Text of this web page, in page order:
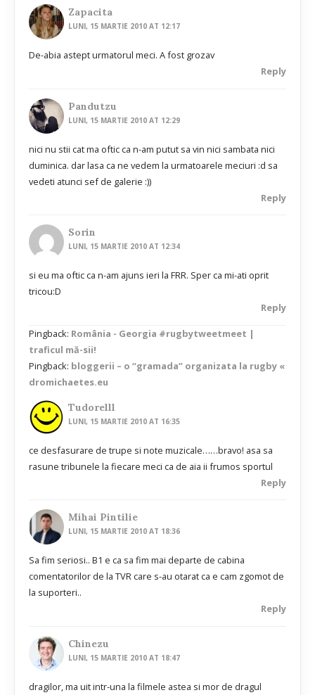
Zapacita
LUNI, 15 MARTIE 2010 AT 12:17
De-abia astept urmatorul meci. A fost grozav
Reply
Pandutzu
LUNI, 15 MARTIE 2010 AT 12:29
nici nu stii cat ma oftic ca n-am putut sa vin nici sambata nici
duminica. dar lasa ca ne vedem la urmatoarele meciuri :d sa
vedeti atunci sef de galerie :))
Reply
Sorin
LUNI, 15 MARTIE 2010 AT 12:34
si eu ma oftic ca n-am ajuns ieri la FRR. Sper ca mi-ati oprit
tricou:D
Reply
Pingback: România - Georgia #rugbytweetmeet |
traficul mă-sii!
Pingback: bloggerii – o “gramada” organizata la rugby «
dromichaetes.eu
Tudorelll
LUNI, 15 MARTIE 2010 AT 16:35
ce desfasurare de trupe si note muzicale……bravo! asa sa
rasune tribunele la fiecare meci ca de aia ii frumos sportul
Reply
Mihai Pintilie
LUNI, 15 MARTIE 2010 AT 18:36
Sa fim seriosi.. B1 e ca sa fim mai departe de cabina
comentatorilor de la TVR care s-au otarat ca e cam zgomot de
la suporteri..
Reply
Chinezu
LUNI, 15 MARTIE 2010 AT 18:47
dragilor, ma uit intr-una la filmele astea si mor de dragul